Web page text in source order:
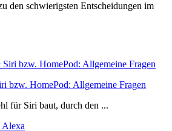
den schwierigsten Entscheidungen im
bzw. HomePod: Allgemeine Fragen
für Siri baut, durch den ...